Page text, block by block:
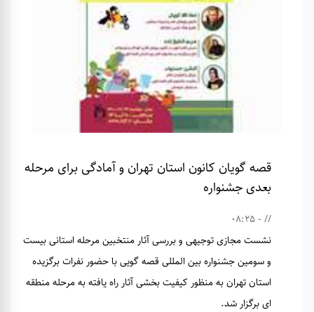
قصه گویان کانون استان تهران و آمادگی برای مرحله
بعدی جشنواره
// - 08:25
نشست مجازی توجیهی و بررسی آثار منتخبین مرحله استانی بیست
و سومین جشنواره بین المللی قصه گویی با حضور نفرات برگزیده
استان تهران به منظور کیفیت بخشی آثار راه یافته به مرحله منطقه
ای برگزار شد.